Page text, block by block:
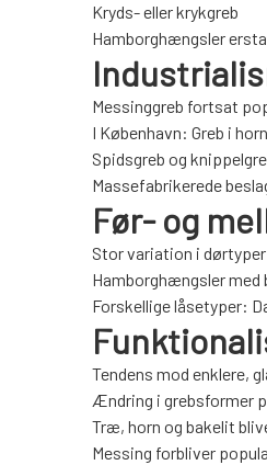
Kryds- eller krykgreb
Hamborghængsler
Messinggreb fortsat
I København: Greb i
Spidsgreb og
Massefabrikerede
Før- og
Stor variation i
Hamborghængsler med
Forskellige låsetyper:
Tendens mod enklere,
Ændring i grebsformer
Træ, horn og bakelit
Messing forbliver